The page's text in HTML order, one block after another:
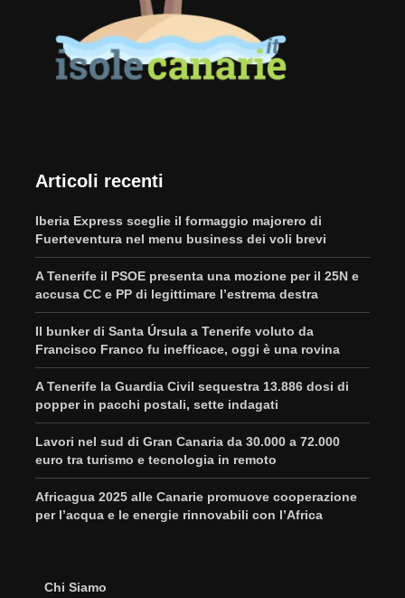
Articoli recenti
Iberia Express sceglie il formaggio majorero di
Fuerteventura nel menu business dei voli brevi
A Tenerife il PSOE presenta una mozione per il 25N e
accusa CC e PP di legittimare l’estrema destra
Il bunker di Santa Úrsula a Tenerife voluto da
Francisco Franco fu inefficace, oggi è una rovina
A Tenerife la Guardia Civil sequestra 13.886 dosi di
popper in pacchi postali, sette indagati
Lavori nel sud di Gran Canaria da 30.000 a 72.000
euro tra turismo e tecnologia in remoto
Africagua 2025 alle Canarie promuove cooperazione
per l’acqua e le energie rinnovabili con l’Africa
Chi Siamo